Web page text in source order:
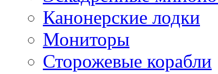
Канонерские лодки
Мониторы
Сторожевые корабли